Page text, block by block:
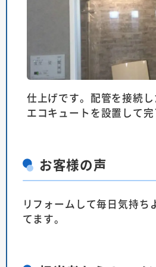
仕上げです。配管を接続
エコキュートを設置して完
お客様の声
リフォームして毎日気持ち
てます。